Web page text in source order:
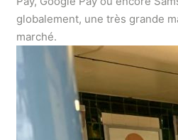
globalement, une très grande
marché.